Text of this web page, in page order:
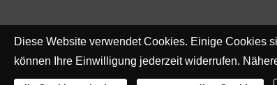
Diese Website verwendet Cookies. Einige Cookies
können Ihre Einwilligung jederzeit widerrufen.